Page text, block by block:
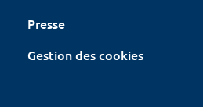
Presse
Gestion des cookies